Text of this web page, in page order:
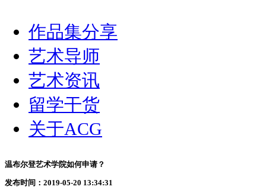
作品集分享
艺术导师
艺术资讯
留学干货
关于ACG
温布尔登艺术学院如何申请？
发布时间：2019-05-20 13:34:31